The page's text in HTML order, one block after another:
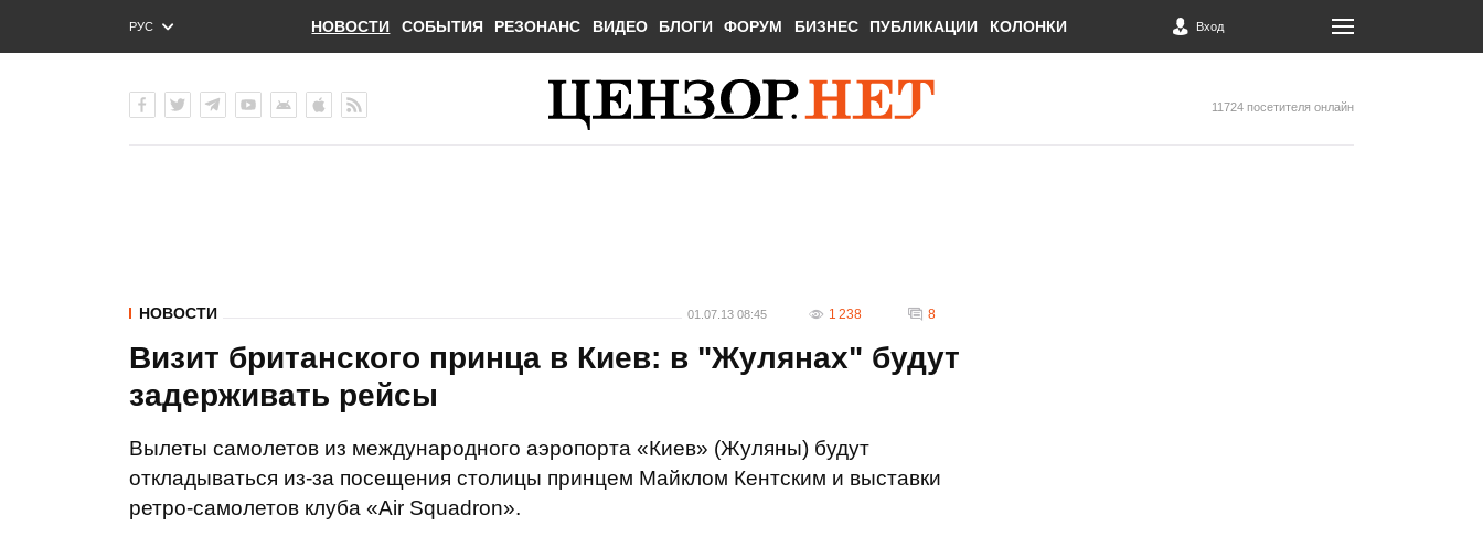
РУС
ENG
НОВОСТИ СОБЫТИЯ РЕЗОНАНС ВИДЕО БЛОГИ ФОРУМ БИЗНЕС ПУБЛИКАЦИИ КОЛОНКИ Вход
11724 посетителя онлайн
НОВОСТИ 01.07.13 08:45 1 238 8
Визит британского принца в Киев: в "Жулянах" будут
задерживать рейсы
Вылеты самолетов из международного аэропорта «Киев» (Жуляны) будут
откладываться из-за посещения столицы принцем Майклом Кентским и выставки
ретро-самолетов клуба «Air Squadron».